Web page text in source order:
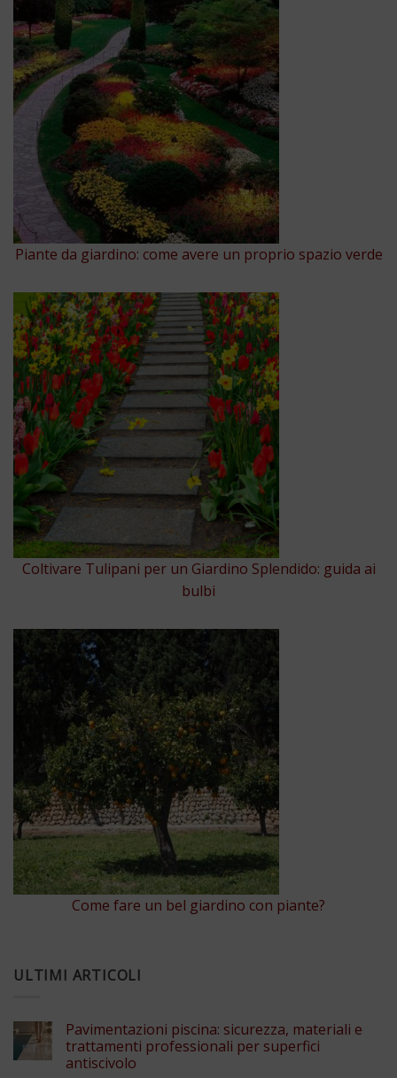
Piante da giardino: come avere un proprio spazio verde
Coltivare Tulipani per un Giardino Splendido: guida ai
bulbi
Come fare un bel giardino con piante?
ULTIMI ARTICOLI
Pavimentazioni piscina: sicurezza, materiali e
trattamenti professionali per superfici
antiscivolo